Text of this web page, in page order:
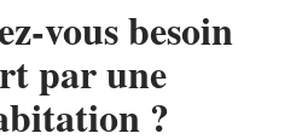
vous besoin
par une
?